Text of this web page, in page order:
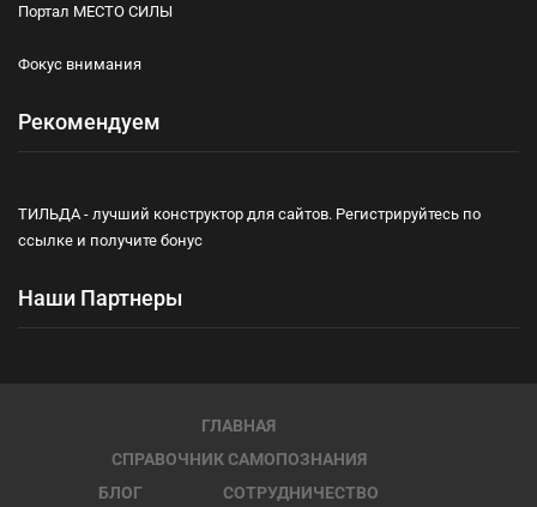
Портал МЕСТО СИЛЫ
Фокус внимания
Рекомендуем
ТИЛЬДА - лучший конструктор для сайтов. Регистрируйтесь по
ссылке и получите бонус
Наши Партнеры
ГЛАВНАЯ
СПРАВОЧНИК САМОПОЗНАНИЯ
БЛОГ
СОТРУДНИЧЕСТВО